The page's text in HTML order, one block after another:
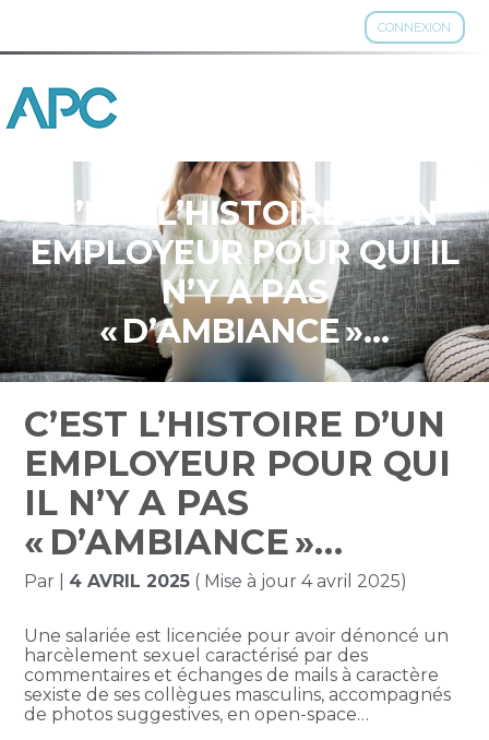
CONNEXION
Aller
au
C’EST L’HISTOIRE D’UN
EMPLOYEUR POUR QUI IL
N’Y A PAS
« D’AMBIANCE »…
C’EST L’HISTOIRE D’UN
EMPLOYEUR POUR QUI
IL N’Y A PAS
« D’AMBIANCE »…
Par 4 AVRIL 2025 ( Mise à jour 4 avril 2025)
Une salariée est licenciée pour avoir dénoncé un
harcèlement sexuel caractérisé par des
commentaires et échanges de mails à caractère
sexiste de ses collègues masculins, accompagnés
de photos suggestives, en open-space…